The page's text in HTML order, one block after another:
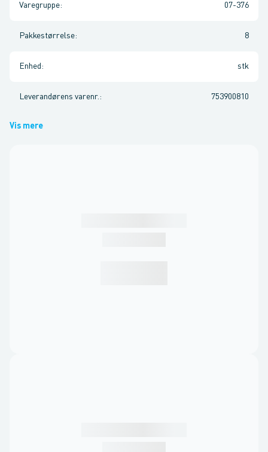
Varegruppe: 07-376
Pakkestørrelse: 8
Enhed : stk
Leverandørens varenr. : 753900810
Vis mere